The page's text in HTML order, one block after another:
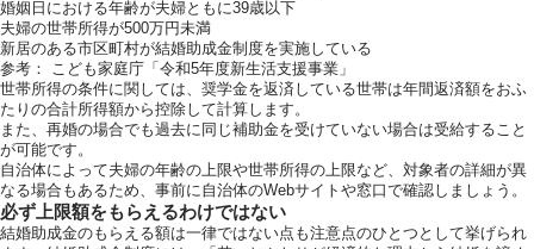
婚姻日における年齢が夫婦ともに39歳以下
夫婦の世帯所得が500万円未満
新居のある市区町村が結婚助成金制度を実施している
参考：
こども家庭庁「令和5年度新生活支援事業」
世帯所得の条件に関しては、奨学金を返済している世帯は年間返済額をおふ
たりの合計所得額から控除して計算します。
また、再婚の場合でも過去に同じ補助金を受けていない場合は受給すること
が可能です。
自治体によって夫婦の年齢の上限や世帯所得の上限など、対象者の詳細が異
なる場合もあるため、事前に自治体のWebサイトや窓口で確認しましょう。
必ず上限額をもらえるわけではない
結婚助成金のもらえる額は一律ではない点も注意点のひとつとして挙げられ